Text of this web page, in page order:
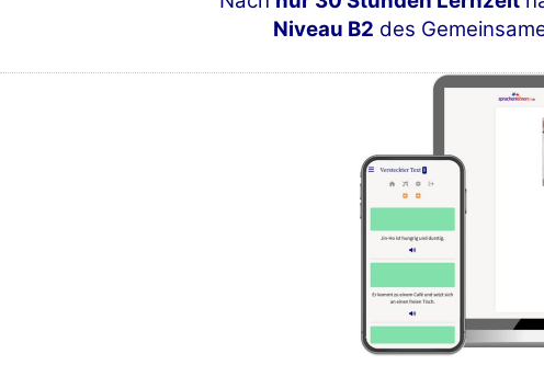
Niveau B2 des